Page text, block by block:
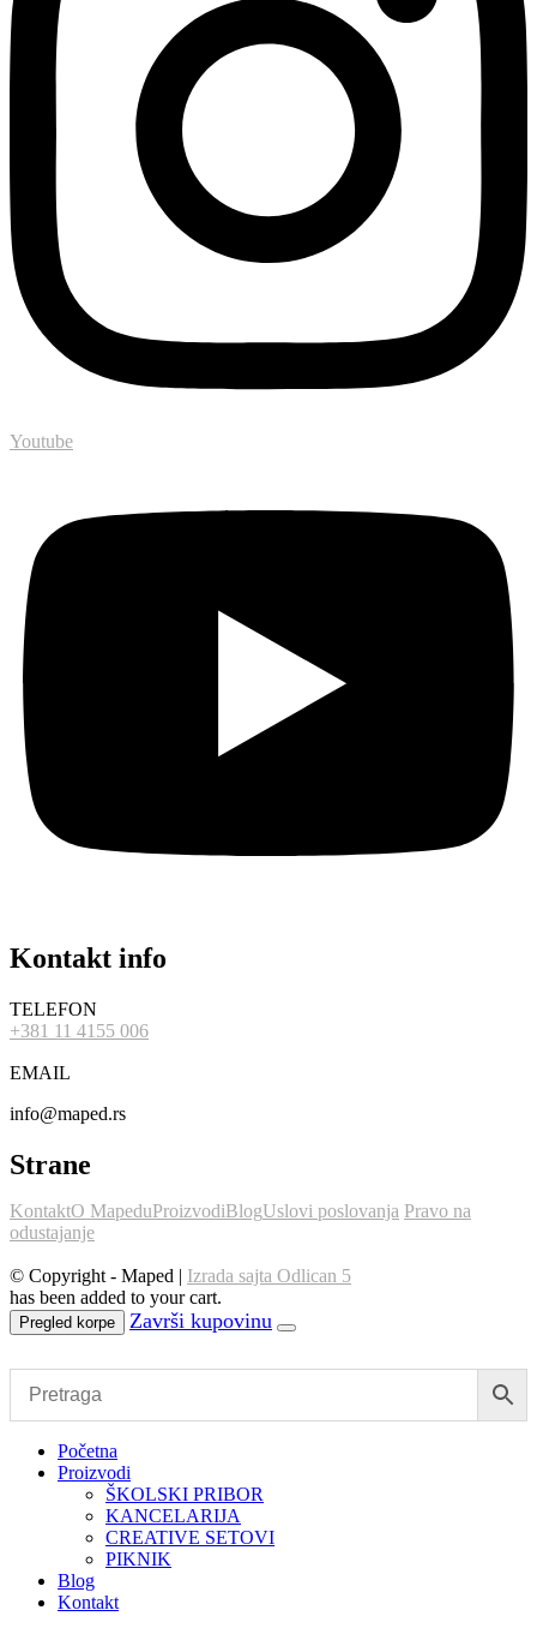
Youtube
Kontakt info
TELEFON
+381 11 4155 006
EMAIL
info@maped.rs
Strane
KontaktO MapeduProizvodiBlogUslovi poslovanja Pravo na
odustajanje
© Copyright - Maped | Izrada sajta Odlican 5
has been added to your cart.
Pregled korpe
Početna
Proizvodi
ŠKOLSKI PRIBOR
KANCELARIJA
CREATIVE SETOVI
PIKNIK
Blog
Kontakt